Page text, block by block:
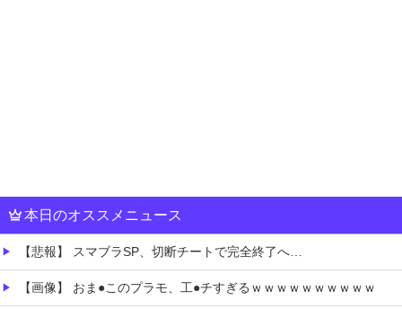
本日のオススメニュース
【悲報】 スマブラSP、切断チートで完全終了へ…
【画像】 おま●このプラモ、工●チすぎるｗｗｗｗｗｗｗｗｗｗ